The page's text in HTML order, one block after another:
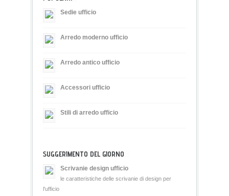
Sedie ufficio
Arredo moderno ufficio
Arredo antico ufficio
Accessori ufficio
Stili di arredo ufficio
SUGGERIMENTO DEL GIORNO
Scrivanie design ufficio
le caratteristiche delle scrivanie di design per
l'ufficio